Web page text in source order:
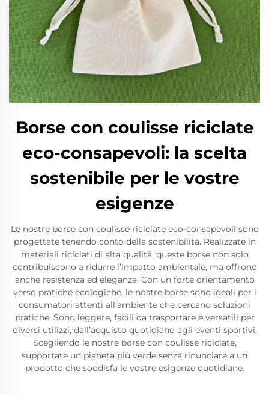
Borse con coulisse riciclate
eco-consapevoli: la scelta
sostenibile per le vostre
esigenze
Le nostre borse con coulisse riciclate eco-consapevoli sono
progettate tenendo conto della sostenibilità. Realizzate in
materiali riciclati di alta qualità, queste borse non solo
contribuiscono a ridurre l’impatto ambientale, ma offrono
anche resistenza ed eleganza. Con un forte orientamento
verso pratiche ecologiche, le nostre borse sono ideali per i
consumatori attenti all’ambiente che cercano soluzioni
pratiche. Sono leggere, facili da trasportare e versatili per
diversi utilizzi, dall’acquisto quotidiano agli eventi sportivi.
Scegliendo le nostre borse con coulisse riciclate,
supportate un pianeta più verde senza rinunciare a un
prodotto che soddisfa le vostre esigenze quotidiane.